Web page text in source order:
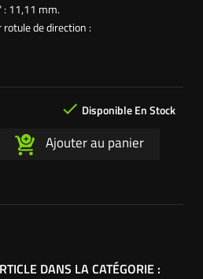
: 11,11 mm.
de direction :
 Disponible En Stock
Ajouter au panier
DANS LA CATÉGORIE :